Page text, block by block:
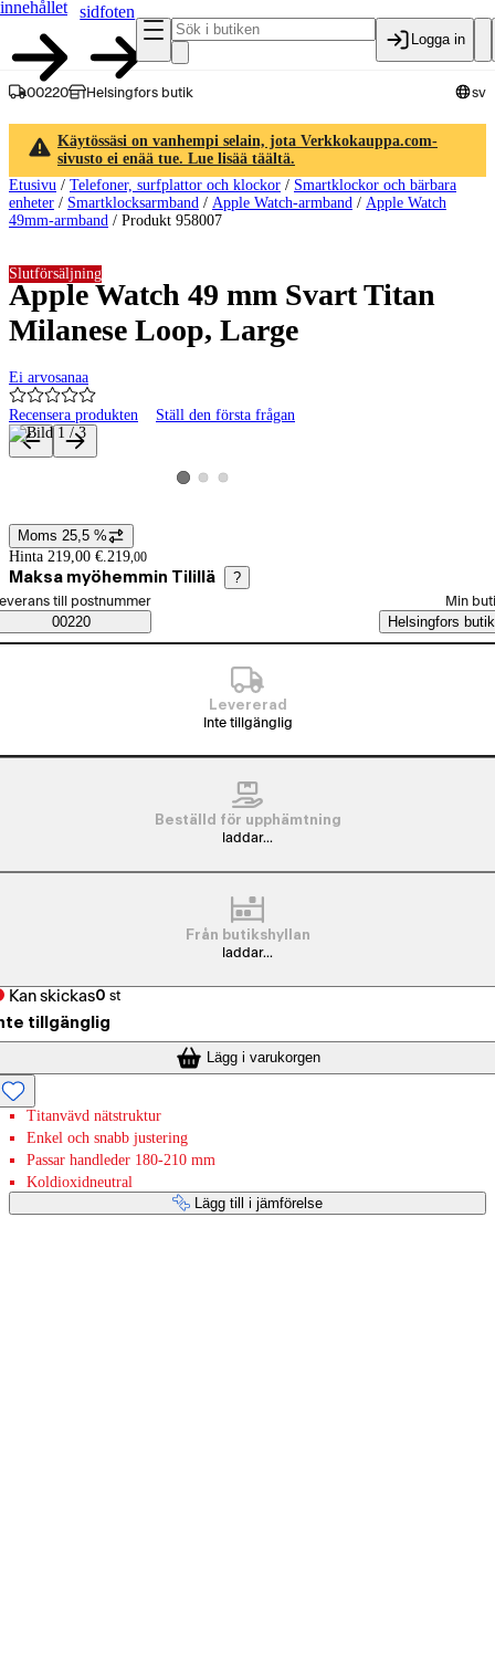
innehållet
sidfoten
Logga in
00220 Helsingfors butik sv
Käytössäsi on vanhempi selain, jota Verkkokauppa.com-
sivusto ei enää tue. Lue lisää täältä.
Etusivu / Telefoner, surfplattor och klockor / Smartklockor och bärbara
enheter / Smartklocksarmband / Apple Watch-armband / Apple Watch
49mm-armband / Produkt 958007
Apple Watch 49 mm Svart Titan
Milanese Loop, Large
Ei arvosanaa
Recensera produkten Ställ den första frågan
Slutförsäljning
Produktbilder och videor
Visa produktbild 1
Visa produktbild 2
Visa produktbild 3
Prisinformation
Moms 25,5 %
Hinta 219,00 €. 219,00
Maksa myöhemmin Tilillä ?
Saatavuustiedot
beställningssätt
till postnummer
00220
Min
Helsingfors butik
Levererad
Inte tillgänglig
Beställd för upphämtning
laddar...
Från butikshyllan
laddar...
Kan skickas0 st
tillgänglig
Lägg i varukorgen
Titanvävd nätstruktur
Enkel och snabb justering
Passar handleder 180-210 mm
Koldioxidneutral
Lägg till i jämförelse